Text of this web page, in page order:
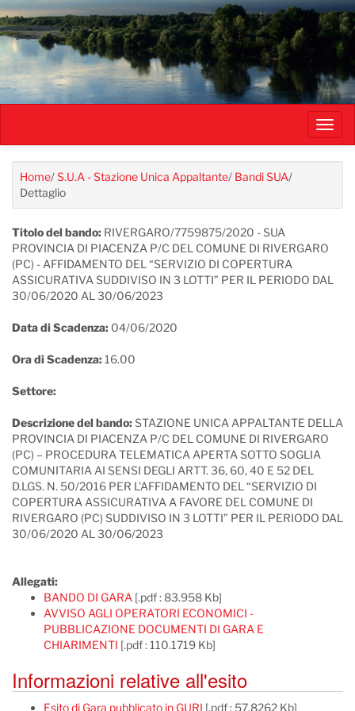
Salta
al
contenuto
principale
Home/S.U.A - Stazione Unica Appaltante/ Bandi SUA/
Dettaglio
Titolo del bando: RIVERGARO/7759875/2020 - SUA
PROVINCIA DI PIACENZA P/C DEL COMUNE DI RIVERGARO
(PC) - AFFIDAMENTO DEL “SERVIZIO DI COPERTURA
ASSICURATIVA SUDDIVISO IN 3 LOTTI” PER IL PERIODO DAL
30/06/2020 AL 30/06/2023
Data di Scadenza: 04/06/2020
Ora di Scadenza:16.00
Settore:
Descrizione del bando:STAZIONE UNICA APPALTANTE DELLA
PROVINCIA DI PIACENZA P/C DEL COMUNE DI RIVERGARO
(PC) – PROCEDURA TELEMATICA APERTA SOTTO SOGLIA
COMUNITARIA AI SENSI DEGLI ARTT. 36, 60, 40 E 52 DEL
D.LGS. N. 50/2016 PER L'AFFIDAMENTO DEL “SERVIZIO DI
COPERTURA ASSICURATIVA A FAVORE DEL COMUNE DI
RIVERGARO (PC) SUDDIVISO IN 3 LOTTI” PER IL PERIODO DAL
30/06/2020 AL 30/06/2023
Allegati:
BANDO DI GARA [.pdf : 83.958 Kb]
AVVISO AGLI OPERATORI ECONOMICI -
PUBBLICAZIONE DOCUMENTI DI GARA E
CHIARIMENTI [.pdf : 110.1719 Kb]
Informazioni relative all'esito
Esito di Gara pubblicato in GURI [.pdf : 57.8262 Kb]